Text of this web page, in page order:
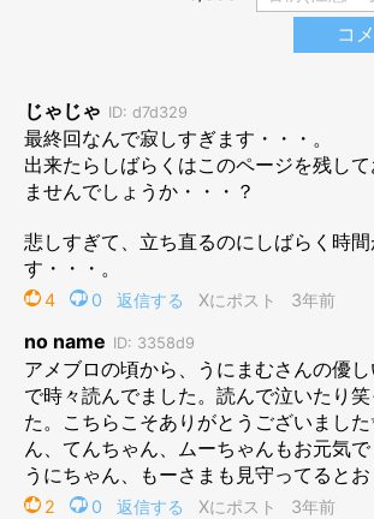
愛する猫を看取るということは、確かに心が
しい出来事ではあるのですが、
たワタシの責任だとも思っていますし、それ
間は、悲しみよりももっともっと、楽しくて
な時間なので！